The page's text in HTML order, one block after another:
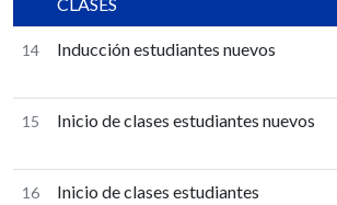
14 Inducción estudiantes nuevos
15 Inicio de clases estudiantes nuevos
16
Inicio de clases estudiantes